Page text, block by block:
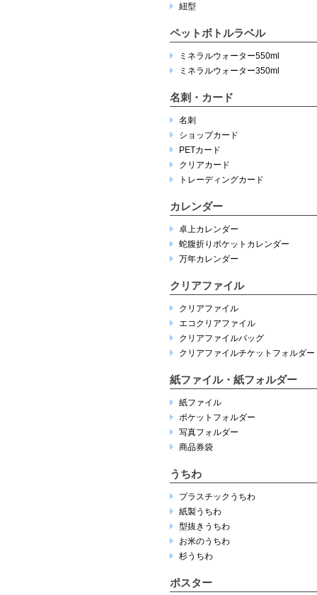
紐型
ペットボトルラベル
ミネラルウォーター550ml
ミネラルウォーター350ml
名刺・カード
名刺
ショップカード
PETカード
クリアカード
トレーディングカード
カレンダー
卓上カレンダー
蛇腹折りポケットカレンダー
万年カレンダー
クリアファイル
クリアファイル
エコクリアファイル
クリアファイルバッグ
クリアファイルチケットフォルダー
紙ファイル・紙フォルダー
紙ファイル
ポケットフォルダー
写真フォルダー
商品券袋
うちわ
プラスチックうちわ
紙製うちわ
型抜きうちわ
お米のうちわ
杉うちわ
ポスター